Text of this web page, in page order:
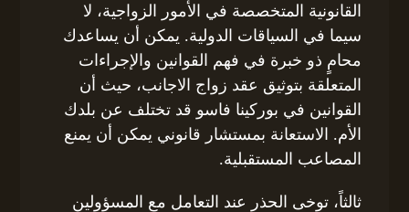
القانونية المتخصصة في الأمور الزواجية، لا
سيما في السياقات الدولية. يمكن أن يساعدك
محامٍ ذو خبرة في فهم القوانين والإجراءات
المتعلقة بتوثيق عقد زواج الاجانب، حيث أن
القوانين في بوركينا فاسو قد تختلف عن بلدك
الأم. الاستعانة بمستشار قانوني يمكن أن يمنع
المصاعب المستقبلية.
ثالثاً، توخى الحذر عند التعامل مع المسؤولين